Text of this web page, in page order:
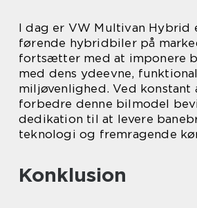
I dag er VW Multivan Hybrid
førende hybridbiler på
fortsætter med at imponere
med dens ydeevne,
miljøvenlighed. Ved konstant
forbedre denne bilmodel
dedikation til at levere
teknologi og fremragende
Konklusion